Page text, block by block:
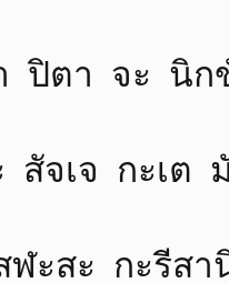
ะ นิกขันต
กะเต มั
ะ กะรีสานิ